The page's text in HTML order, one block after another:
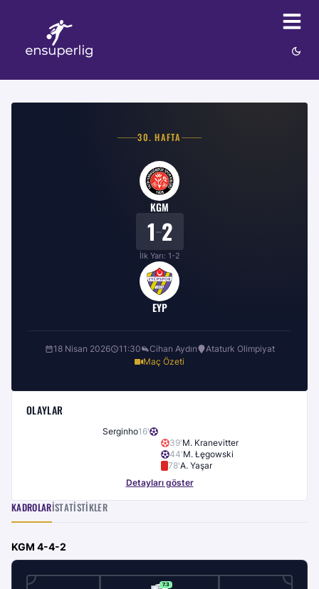
30. HAFTA
KGM
1–2
İlk Yarı: 1-2
EYP
18 Nisan 2026 11:30 Cihan Aydın
Ataturk Olimpiyat
Maç Özeti
OLAYLAR
Serginho16'
39'M. Kranevitter
44'M. Łęgowski
78'A. Yaşar
Detayları göster
KADROLARİSTATISTIKLER
KGM 4-4-2
7.3